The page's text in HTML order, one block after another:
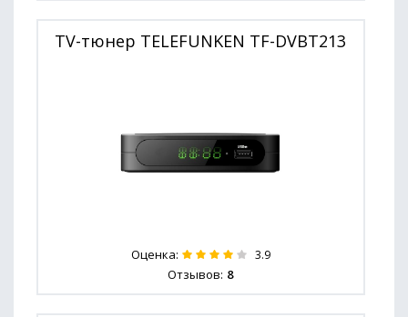
TV-тюнер TELEFUNKEN TF-DVBT213
Оценка: 3.9
Отзывов: 8